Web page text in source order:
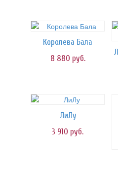
Королева Бала
8 880 руб.
ЛиЛу
3 910 руб.